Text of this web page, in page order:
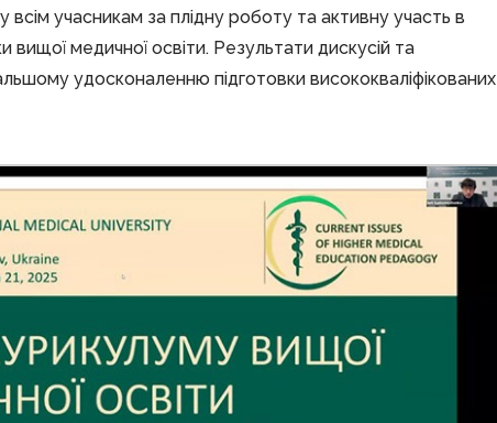
всім учасникам за плідну роботу та активну участь в
вищої медичної освіти. Результати дискусій та
удосконаленню підготовки висококваліфікованих